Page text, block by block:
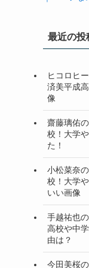
最近の投
ヒコロヒ
済美平成
像
齋藤璃佑
校！大学
た！
小松菜奈
校！大学
いい画像
手越祐也
高校や中
由は？
今田美桜